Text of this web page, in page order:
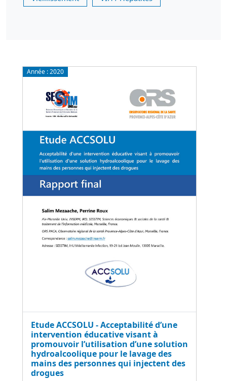
Année :2020
Etude ACCSOLU - Acceptabilité d’une
intervention éducative visant à
promouvoir l’utilisation d’une solution
hydroalcoolique pour le lavage des
mains des personnes qui injectent des
drogues